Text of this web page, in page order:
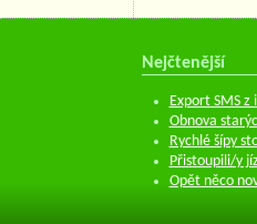
Nejčtenější
Export SMS z
Obnova
Rychlé šípy
Přistoupili/y
Opět něco